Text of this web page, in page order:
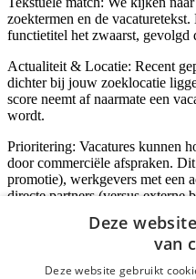
zoektermen en de
functietitel het zwaarst,
Actualiteit & Locatie: Recent
dichter bij jouw zoeklocatie
score neemt af naarmate een
wordt.
Prioritering: Vacatures kunnen
door commerciële afspraken.
promotie), werkgevers met een
directe partners (versus externe
Inloggen als bedrijf
Deze
van
Deze website gebruikt